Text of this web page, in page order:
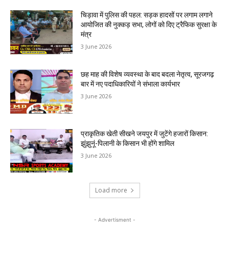
चिड़ावा में पुलिस की पहल: सड़क हादसों पर लगाम लगाने
आयोजित की नुक्कड़ सभा, लोगों को दिए ट्रैफिक सुरक्षा के
मंत्र
3 June 2026
छह माह की विशेष व्यवस्था के बाद बदला नेतृत्व, सूरजगढ़
बार में नए पदाधिकारियों ने संभाला कार्यभार
3 June 2026
प्राकृतिक खेती सीखने जयपुर में जुटेंगे हजारों किसान:
झुंझुनूं-पिलानी के किसान भी होंगे शामिल
3 June 2026
Load more
- Advertisment -